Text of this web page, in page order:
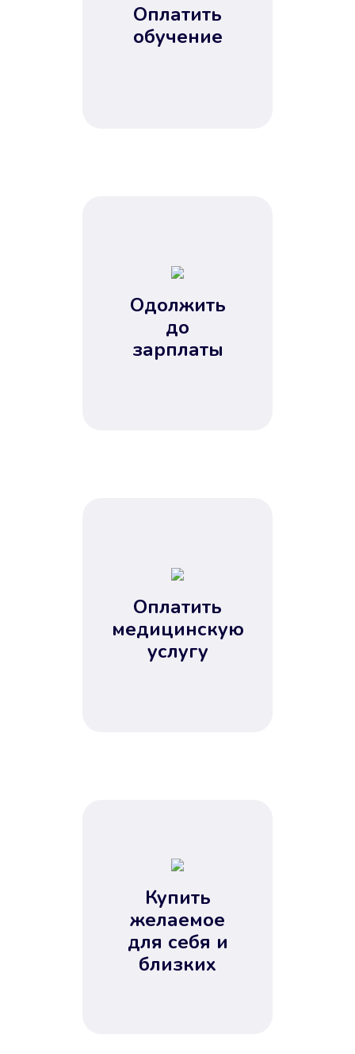
Оплатить
обучение
Одолжить
до
зарплаты
Оплатить
медицинскую
услугу
Купить
желаемое
для себя и
близких